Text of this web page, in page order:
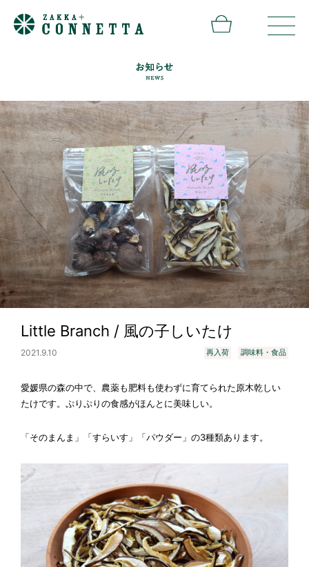
Little Branch / 風の子しいたけ
2021.9.10 再入荷 調味料・食品
愛媛県の森の中で、農薬も肥料も使わずに育てられた原木乾しい
たけです。ぷりぷりの食感がほんとに美味しい。
「そのまんま」「すらいす」「パウダー」の3種類あります。